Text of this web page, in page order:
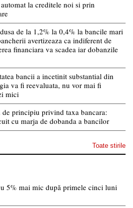
la creditele noi si prin
de la 1,2% la 0,4% la bancile mari
avertizeaza ca indiferent de
financiara va scadea iar dobanzile
bancii a incetinit substantial din
va fi reevaluata, nu vor mai fi
mici
de principiu privind taxa bancara:
cu marja de dobanda a bancilor
Toate stirile
5% mai mic după primele cinci luni